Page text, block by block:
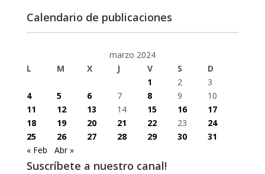
Calendario de publicaciones
marzo 2024
L
M X J V S
D
1
2
3
4
5 6 7 8 9
10
11
12 13 14 15 16
17
18
19 20 21 22 23
24
25
26 27 28 29 30
31
« Feb
Abr »
Suscríbete a nuestro canal!